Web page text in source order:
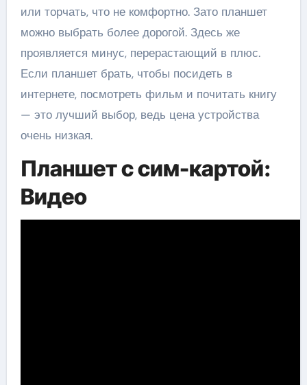
или торчать, что не комфортно. Зато планшет
можно выбрать более дорогой. Здесь же
проявляется минус, перерастающий в плюс.
Если планшет брать, чтобы посидеть в
интернете, посмотреть фильм и почитать книгу
— это лучший выбор, ведь цена устройства
очень низкая.
Планшет с сим-картой:
Видео